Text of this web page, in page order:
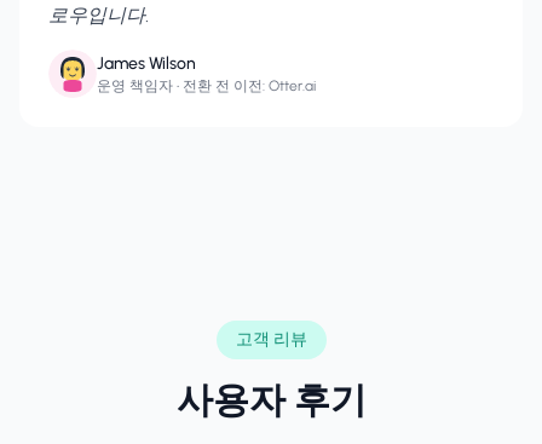
로우입니다.
James Wilson
운영 책임자 • 전환 전 이전: Otter.ai
고객 리뷰
사용자 후기